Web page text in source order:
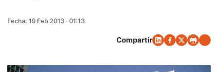
Fecha: 19 Feb 2013 · 01:13
Compartir